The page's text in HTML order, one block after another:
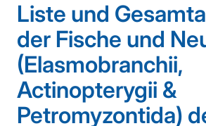
Liste und
der Fische und
(Elasmobranchii,
Actinopterygii &
Petromyzontida)